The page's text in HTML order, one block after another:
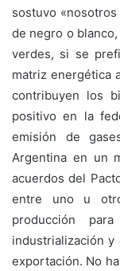
sostuvo
de negro o
verdes, si se
matriz energética
contribuyen los
positivo en la
emisión de
Argentina en un
acuerdos del
entre uno u
producción
industrialización
exportación. No